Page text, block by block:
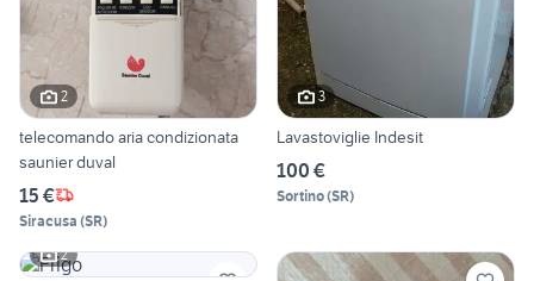
2
telecomando aria condizionata
saunier duval
15 €
Siracusa (SR)
3
Lavastoviglie Indesit
100 €
Sortino(SR)
2